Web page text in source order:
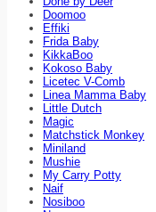
Doomoo
Effiki
Frida Baby
KikkaBoo
Kokoso Baby
Licetec V-Comb
Linea Mamma Baby
Little Dutch
Magic
Matchstick Monkey
Miniland
Mushie
My Carry Potty
Naif
Nosiboo